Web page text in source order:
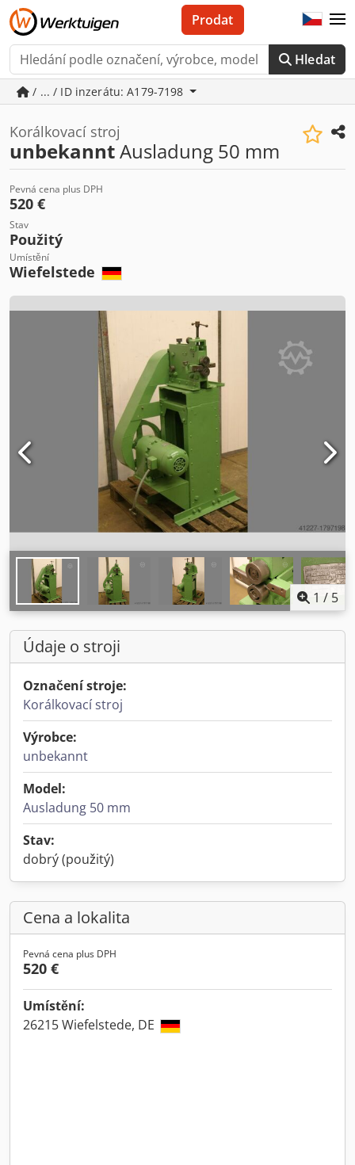
Hledat
Prodat
/ ... / ID inzerátu: A179-7198
Korálkovací stroj
unbekanntAusladung 50 mm
Pevná cena plus DPH
520 €
Stav
Použitý
Umístění
Wiefelstede
1 / 5
Údaje o stroji
Označení stroje:
Korálkovací stroj
Výrobce:
unbekannt
Model:
Ausladung 50 mm
Stav:
dobrý (použitý)
Cena a lokalita
Pevná cena plus DPH
520 €
Umístění:
26215 Wiefelstede, DE